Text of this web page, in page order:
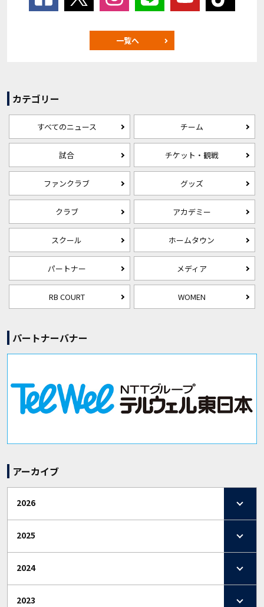
一覧へ
カテゴリー
すべてのニュース チーム
試合 チケット・観戦
ファンクラブ グッズ
クラブ アカデミー
スクール ホームタウン
パートナー メディア
RB COURT WOMEN
パートナーバナー
アーカイブ
2026
2025
2024
2023